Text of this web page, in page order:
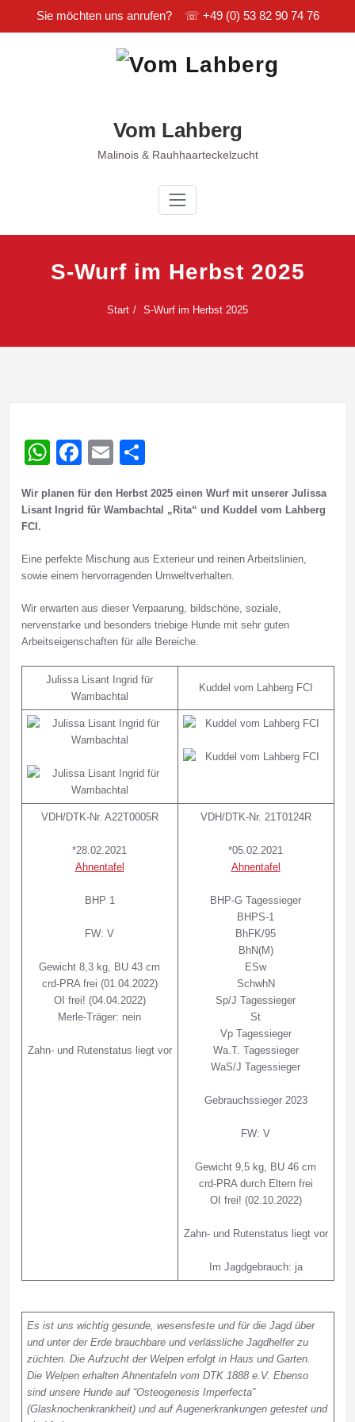
Sie möchten uns anrufen? ☏ +49 (0) 53 82 90 74 76
Vom Lahberg
Malinois & Rauhhaarteckelzucht
S-Wurf im Herbst 2025
Start S-Wurf im Herbst 2025
WhatsApp
Facebook
Email
Wir planen für den Herbst 2025 einen Wurf mit unserer Julissa
Lisant Ingrid für Wambachtal „Rita“ und Kuddel vom Lahberg
FCI.
Eine perfekte Mischung aus Exterieur und reinen Arbeitslinien,
sowie einem hervorragenden Umweltverhalten.
Wir erwarten aus dieser Verpaarung, bildschöne, soziale,
nervenstarke und besonders triebige Hunde mit sehr guten
Arbeitseigenschaften für alle Bereiche.
Julissa Lisant Ingrid für
Wambachtal
Kuddel vom Lahberg FCI
VDH/DTK-Nr. A22T0005R
*28.02.2021
Ahnentafel
BHP 1
FW: V
Gewicht 8,3 kg, BU 43 cm
crd-PRA frei (01.04.2022)
OI frei! (04.04.2022)
Merle-Träger: nein
Zahn- und Rutenstatus liegt vor
VDH/DTK-Nr. 21T0124R
*05.02.2021
Ahnentafel
BHP-G Tagessieger
BHPS-1
BhFK/95
BhN(M)
ESw
SchwhN
Sp/J Tagessieger
St
Vp Tagessieger
Wa.T. Tagessieger
WaS/J Tagessieger
Gebrauchssieger 2023
FW: V
Gewicht 9,5 kg, BU 46 cm
crd-PRA durch Eltern frei
OI frei! (02.10.2022)
Zahn- und Rutenstatus liegt vor
Im Jagdgebrauch: ja
Es ist uns wichtig gesunde, wesensfeste und für die Jagd über
und unter der Erde brauchbare und verlässliche Jagdhelfer zu
züchten. Die Aufzucht der Welpen erfolgt in Haus und Garten.
Die Welpen erhalten Ahnentafeln vom DTK 1888 e.V. Ebenso
sind unsere Hunde auf “Osteogenesis Imperfecta”
(Glasknochenkrankheit) und auf Augenerkrankungen getestet und